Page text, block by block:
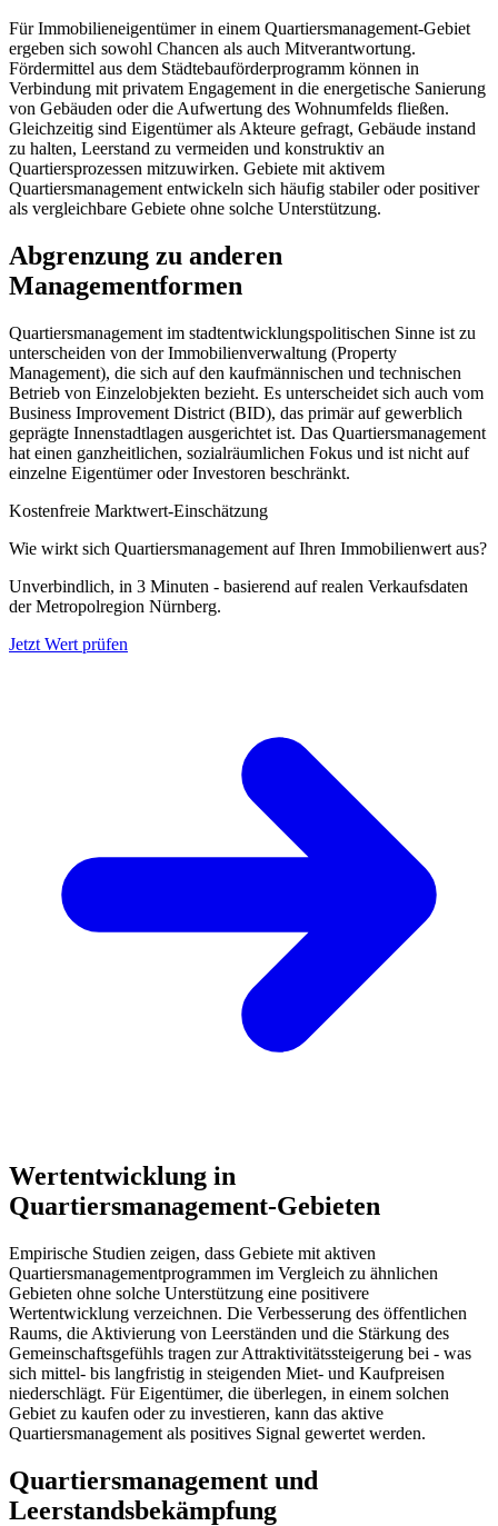
Für Immobilieneigentümer in einem Quartiersmanagement-Gebiet
ergeben sich sowohl Chancen als auch Mitverantwortung.
Fördermittel aus dem Städtebauförderprogramm können in
Verbindung mit privatem Engagement in die energetische Sanierung
von Gebäuden oder die Aufwertung des Wohnumfelds fließen.
Gleichzeitig sind Eigentümer als Akteure gefragt, Gebäude instand
zu halten, Leerstand zu vermeiden und konstruktiv an
Quartiersprozessen mitzuwirken. Gebiete mit aktivem
Quartiersmanagement entwickeln sich häufig stabiler oder positiver
als vergleichbare Gebiete ohne solche Unterstützung.
Abgrenzung zu anderen
Managementformen
Quartiersmanagement im stadtentwicklungspolitischen Sinne ist zu
unterscheiden von der Immobilienverwaltung (Property
Management), die sich auf den kaufmännischen und technischen
Betrieb von Einzelobjekten bezieht. Es unterscheidet sich auch vom
Business Improvement District (BID), das primär auf gewerblich
geprägte Innenstadtlagen ausgerichtet ist. Das Quartiersmanagement
hat einen ganzheitlichen, sozialräumlichen Fokus und ist nicht auf
einzelne Eigentümer oder Investoren beschränkt.
Kostenfreie Marktwert-Einschätzung
Wie wirkt sich Quartiersmanagement auf Ihren Immobilienwert aus?
Unverbindlich, in 3 Minuten - basierend auf realen Verkaufsdaten
der Metropolregion Nürnberg.
Jetzt Wert prüfen
Wertentwicklung in
Quartiersmanagement-Gebieten
Empirische Studien zeigen, dass Gebiete mit aktiven
Quartiersmanagementprogrammen im Vergleich zu ähnlichen
Gebieten ohne solche Unterstützung eine positivere
Wertentwicklung verzeichnen. Die Verbesserung des öffentlichen
Raums, die Aktivierung von Leerständen und die Stärkung des
Gemeinschaftsgefühls tragen zur Attraktivitätssteigerung bei - was
sich mittel- bis langfristig in steigenden Miet- und Kaufpreisen
niederschlägt. Für Eigentümer, die überlegen, in einem solchen
Gebiet zu kaufen oder zu investieren, kann das aktive
Quartiersmanagement als positives Signal gewertet werden.
Quartiersmanagement und
Leerstandsbekämpfung